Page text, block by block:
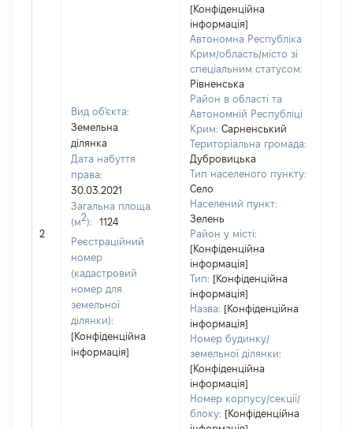
2
Вид об'єкта:
Земельна
ділянка
Дата набуття
права:
30.03.2021
Загальна площа
(м2):
1124
Реєстраційний
номер
(кадастровий
номер для
земельної
ділянки):
[Конфіденційна
інформація]
[Конфіденційна
інформація]
Автономна Республіка
Крим/область/місто зі
спеціальним статусом:
Рівненська
Район в області та
Автономній Республіці
Крим: Сарненський
Територіальна громада:
Дубровицька
Тип населеного пункту:
Село
Населений пункт:
Зелень
Район у місті:
[Конфіденційна
інформація]
Тип: [Конфіденційна
інформація]
Назва: [Конфіденційна
інформація]
Номер будинку/
земельної ділянки:
[Конфіденційна
інформація]
Номер корпусу/секції/
блоку: [Конфіденційна